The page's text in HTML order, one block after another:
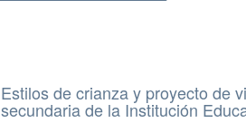
Estilos de crianza y proyecto de
secundaria de la Institución